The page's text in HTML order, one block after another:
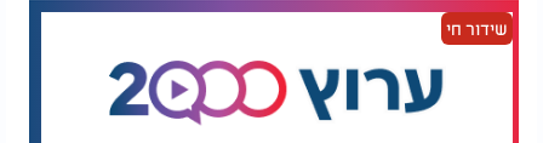
שידור חי